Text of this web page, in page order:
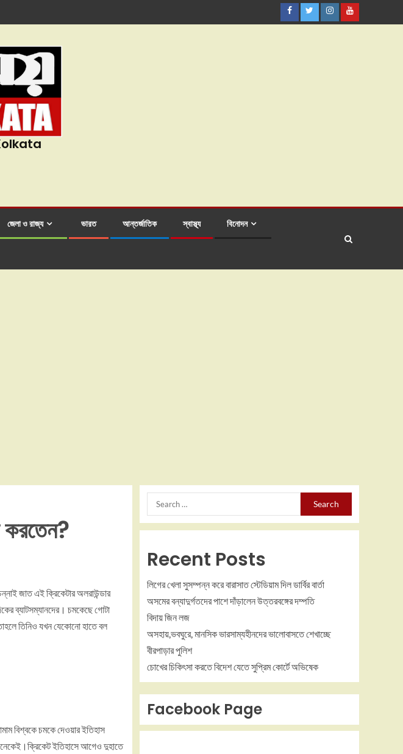
জেলা ও রাজ্য ভারত আন্তর্জাতিক স্বাস্থ্য বিনোদন
করতেন?
জাত এই ক্রিকেটার অলরাউন্ডার
ব্যাটসম্যানদের। চমকেছে গোটা
তিনিও যখন যেকোনো হাতে বল
বিশ্বকে চমকে দেওয়ার ইতিহাস
ইতিহাসে আগেও দুহাতে
Recent Posts
লিগের খেলা সুসম্পন্ন করে বারাসাত স্টেডিয়াম দিল ডার্বির বার্তা
অসমের বন্যাদুর্গতদের পাশে দাঁড়ালেন উত্তরবঙ্গের দম্পতি
বিদায় জিন লজ
অসহায়,ভবঘুরে, মানসিক ভারসাম্যহীনদের ভালোবাসতে শেখাচ্ছে
বীরপাড়ার পুলিশ
চোখের চিকিৎসা করতে বিদেশ যেতে সুপ্রিম কোর্টে অভিষেক
Facebook Page